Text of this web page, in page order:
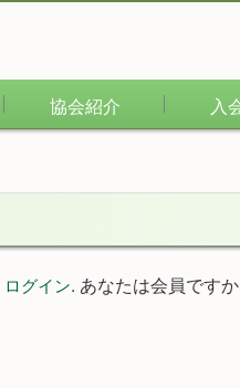
協会紹介 入
ログイン. あなたは会員です